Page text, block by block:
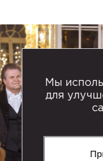
Мы
для